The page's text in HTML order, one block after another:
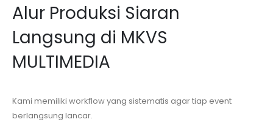
Alur Produksi Siaran
Langsung di MKVS
MULTIMEDIA
Kami memiliki workflow yang sistematis agar tiap event
berlangsung lancar.